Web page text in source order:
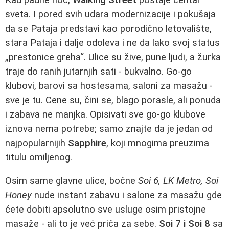
sveta. I pored svih udara modernizacije i pokušaja
da se Pataja predstavi kao porodično letovalište,
stara Pataja i dalje odoleva i ne da lako svoj status
„prestonice greha“. Ulice su žive, pune ljudi, a žurka
traje do ranih jutarnjih sati - bukvalno. Go-go
klubovi, barovi sa hostesama, saloni za masažu -
sve je tu. Cene su, čini se, blago porasle, ali ponuda
i zabava ne manjka. Opisivati sve go-go klubove
iznova nema potrebe; samo znajte da je jedan od
najpopularnijih Sapphire, koji mnogima preuzima
titulu omiljenog.
Osim same glavne ulice, bočne Soi 6, LK Metro, Soi
Honey nude instant zabavu i salone za masažu gde
ćete dobiti apsolutno sve usluge osim pristojne
masaže - ali to je već priča za sebe. Soi 7 i Soi 8 sa